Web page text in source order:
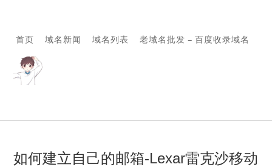
首页 域名新闻 域名列表 老域名批发 – 百度收录域名
如何建立自己的邮箱-Lexar雷克沙移动